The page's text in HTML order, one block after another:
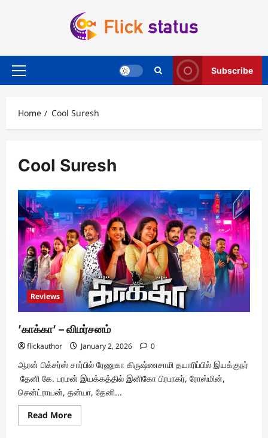
Primary
Subscribe
Home Cool Suresh
Cool Suresh
Reviews
’காக்கா’ – விமர்சனம்
flickauthor January 2, 2026 0
ஆரன் பிக்சர்ஸ் சார்பில் ரேணுகா கிருஷ்ணசாமி தயாரிப்பில் இயக்குநர்
தேனி கே. பரமன் இயக்கத்தில் இனிகோ பிரபாகர், ரோஸ்மின்,
சென்ட்ராயன், தன்யா, தேனி...
Read MoreRead
more